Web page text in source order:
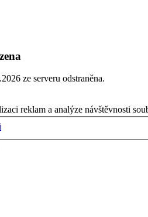
ze serveru odstraněna.
reklam a analýze návštěvnosti